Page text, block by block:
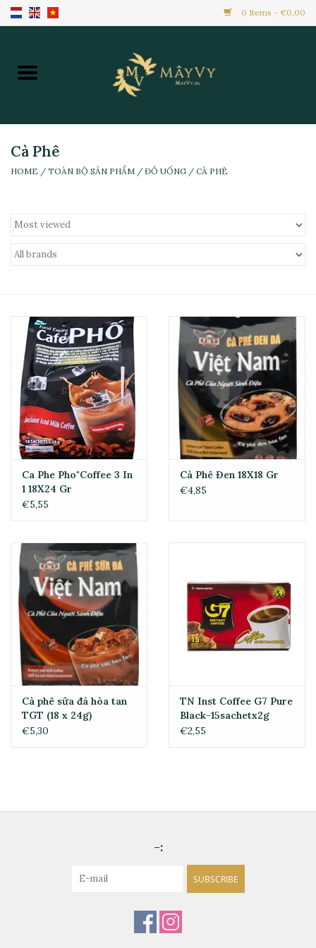
0 Items - €0,00
Home
Hàng Mới
Toàn Bộ Sản Phẩm
Cà Phê
HOME / TOÀN BỘ SẢN PHẨM / ĐỒ UỐNG / CÀ PHÊ
Ca Phe Pho"Coffee 3 In
1 18X24 Gr
€5,55
Cà Phê Đen 18X18 Gr
€4,85
Cà phê sữa đá hòa tan
TGT (18 x 24g)
€5,30
TN Inst Coffee G7 Pure
Black-15sachetx2g
€2,55
-:
SUBSCRIBE